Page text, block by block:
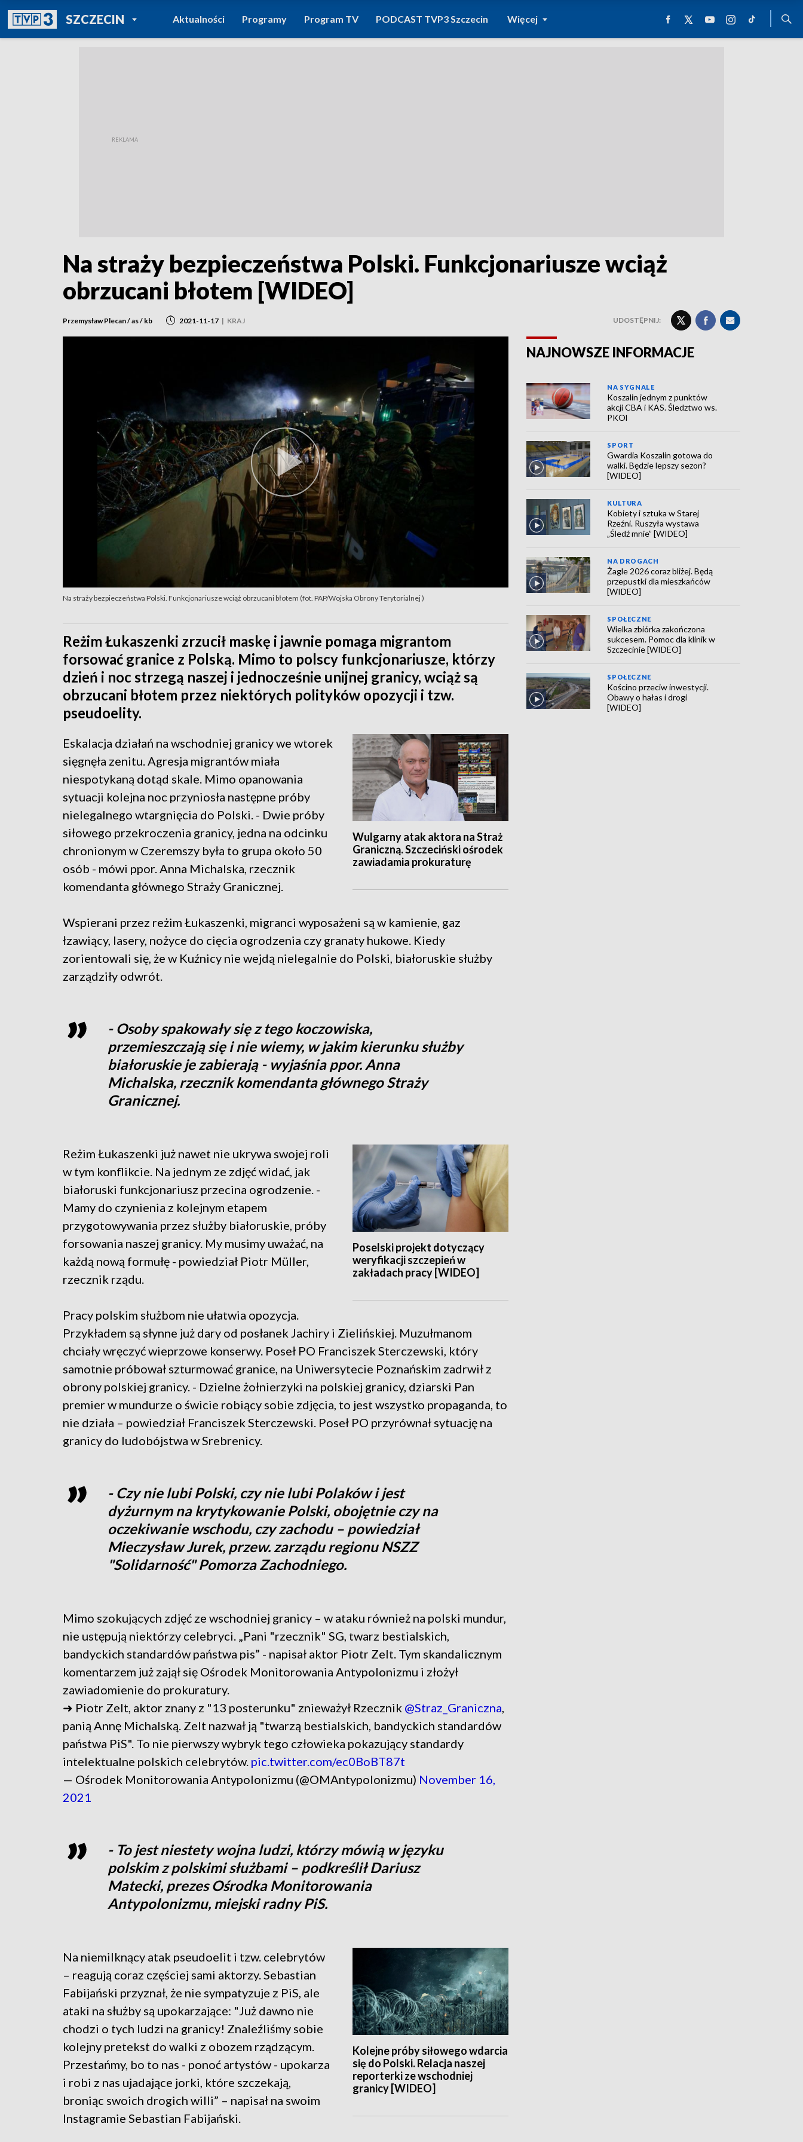
SZCZECINPOWRÓT DO
TVP REGIONY
Aktualności Programy Program TV PODCAST TVP3 Szczecin Więcej
Na straży bezpieczeństwa Polski. Funkcjonariusze wciąż
obrzucani błotem [WIDEO]
Przemysław Plecan / as / kb 2021-11-17 | KRAJ UDOSTĘPNIJ:
Na straży bezpieczeństwa Polski. Funkcjonariusze wciąż obrzucani błotem (fot. PAP/Wojska Obrony Terytorialnej )
Reżim Łukaszenki zrzucił maskę i jawnie pomaga migrantom
forsować granice z Polską. Mimo to polscy funkcjonariusze, którzy
dzień i noc strzegą naszej i jednocześnie unijnej granicy, wciąż są
obrzucani błotem przez niektórych polityków opozycji i tzw.
pseudoelity.
Wulgarny atak aktora na Straż
Graniczną. Szczeciński ośrodek
zawiadamia prokuraturę
Eskalacja działań na wschodniej granicy we wtorek
sięgnęła zenitu. Agresja migrantów miała
niespotykaną dotąd skale. Mimo opanowania
sytuacji kolejna noc przyniosła następne próby
nielegalnego wtargnięcia do Polski. - Dwie próby
siłowego przekroczenia granicy, jedna na odcinku
chronionym w Czeremszy była to grupa około 50
osób - mówi ppor. Anna Michalska, rzecznik
komendanta głównego Straży Granicznej.
Wspierani przez reżim Łukaszenki, migranci wyposażeni są w kamienie, gaz
łzawiący, lasery, nożyce do cięcia ogrodzenia czy granaty hukowe. Kiedy
zorientowali się, że w Kuźnicy nie wejdą nielegalnie do Polski, białoruskie służby
zarządziły odwrót.
- Osoby spakowały się z tego koczowiska,
przemieszczają się i nie wiemy, w jakim kierunku służby
białoruskie je zabierają - wyjaśnia ppor. Anna
Michalska, rzecznik komendanta głównego Straży
Granicznej.
Poselski projekt dotyczący
weryfikacji szczepień w
zakładach pracy [WIDEO]
Reżim Łukaszenki już nawet nie ukrywa swojej roli
w tym konflikcie. Na jednym ze zdjęć widać, jak
białoruski funkcjonariusz przecina ogrodzenie. -
Mamy do czynienia z kolejnym etapem
przygotowywania przez służby białoruskie, próby
forsowania naszej granicy. My musimy uważać, na
każdą nową formułę - powiedział Piotr Müller,
rzecznik rządu.
Pracy polskim służbom nie ułatwia opozycja.
Przykładem są słynne już dary od posłanek Jachiry i Zielińskiej. Muzułmanom
chciały wręczyć wieprzowe konserwy. Poseł PO Franciszek Sterczewski, który
samotnie próbował szturmować granice, na Uniwersytecie Poznańskim zadrwił z
obrony polskiej granicy. - Dzielne żołnierzyki na polskiej granicy, dziarski Pan
premier w mundurze o świcie robiący sobie zdjęcia, to jest wszystko propaganda, to
nie działa – powiedział Franciszek Sterczewski. Poseł PO przyrównał sytuację na
granicy do ludobójstwa w Srebrenicy.
- Czy nie lubi Polski, czy nie lubi Polaków i jest
dyżurnym na krytykowanie Polski, obojętnie czy na
oczekiwanie wschodu, czy zachodu – powiedział
Mieczysław Jurek, przew. zarządu regionu NSZZ
"Solidarność" Pomorza Zachodniego.
Mimo szokujących zdjęć ze wschodniej granicy – w ataku również na polski mundur,
nie ustępują niektórzy celebryci. „Pani "rzecznik" SG, twarz bestialskich,
bandyckich standardów państwa pis” - napisał aktor Piotr Zelt. Tym skandalicznym
komentarzem już zajął się Ośrodek Monitorowania Antypolonizmu i złożył
zawiadomienie do prokuratury.
➜ Piotr Zelt, aktor znany z "13 posterunku" znieważył Rzecznik @Straz_Graniczna
panią Annę Michalską. Zelt nazwał ją "twarzą bestialskich, bandyckich standardów
państwa PiS". To nie pierwszy wybryk tego człowieka pokazujący standardy
intelektualne polskich celebrytów. pic.twitter.com/ec0BoBT87t
— Ośrodek Monitorowania Antypolonizmu (@OMAntypolonizmu) November 16,
2021
- To jest niestety wojna ludzi, którzy mówią w języku
polskim z polskimi służbami – podkreślił Dariusz
Matecki, prezes Ośrodka Monitorowania
Antypolonizmu, miejski radny PiS.
Kolejne próby siłowego wdarcia
się do Polski. Relacja naszej
reporterki ze wschodniej
granicy [WIDEO]
Na niemilknący atak pseudoelit i tzw. celebrytów
– reagują coraz częściej sami aktorzy. Sebastian
Fabijański przyznał, że nie sympatyzuje z PiS, ale
ataki na służby są upokarzające: "Już dawno nie
chodzi o tych ludzi na granicy! Znaleźliśmy sobie
kolejny pretekst do walki z obozem rządzącym.
Przestańmy, bo to nas - ponoć artystów - upokarza
i robi z nas ujadające jorki, które szczekają,
broniąc swoich drogich willi” – napisał na swoim
Instagramie Sebastian Fabijański.
NAJNOWSZE INFORMACJE
NA SYGNALE
Koszalin jednym z punktów
akcji CBA i KAS. Śledztwo ws.
PKOl
SPORT
Gwardia Koszalin gotowa do
walki. Będzie lepszy sezon?
[WIDEO]
KULTURA
Kobiety i sztuka w Starej
Rzeźni. Ruszyła wystawa
„Śledź mnie” [WIDEO]
NA DROGACH
Żagle 2026 coraz bliżej. Będą
przepustki dla mieszkańców
[WIDEO]
SPOŁECZNE
Wielka zbiórka zakończona
sukcesem. Pomoc dla klinik w
Szczecinie [WIDEO]
SPOŁECZNE
Kościno przeciw inwestycji.
Obawy o hałas i drogi
[WIDEO]